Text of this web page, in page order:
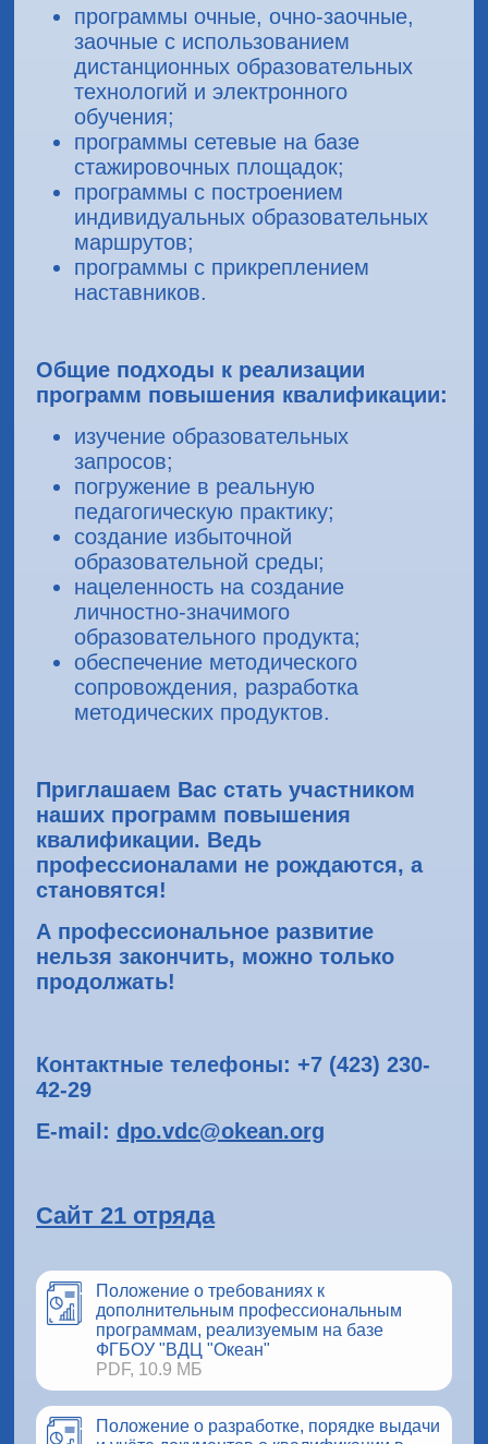
программы очные, очно-заочные,
заочные с использованием
дистанционных образовательных
технологий и электронного
обучения;
программы сетевые на базе
стажировочных площадок;
программы с построением
индивидуальных образовательных
маршрутов;
программы с прикреплением
наставников.
Общие подходы к реализации
программ повышения квалификации:
изучение образовательных
запросов;
погружение в реальную
педагогическую практику;
создание избыточной
образовательной среды;
нацеленность на создание
личностно-значимого
образовательного продукта;
обеспечение методического
сопровождения, разработка
методических продуктов.
Приглашаем Вас стать участником
наших программ повышения
квалификации. Ведь
профессионалами не рождаются, а
становятся!
А профессиональное развитие
нельзя закончить, можно только
продолжать!
Контактные телефоны: +7 (423) 230-
42-29
Е-mail: dpo.vdc@okean.org
Сайт 21 отряда
Положение о требованиях к
дополнительным профессиональным
программам, реализуемым на базе
ФГБОУ "ВДЦ "Океан"
PDF, 10.9 МБ
Положение о разработке, порядке выдачи